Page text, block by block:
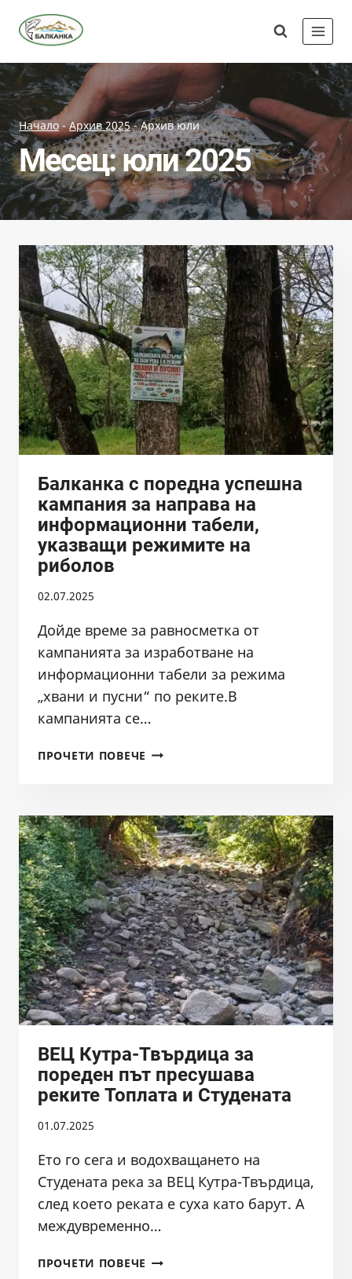
Начало-Архив 2025-Архив юли
Месец: юли 2025
Балканка с поредна успешна
кампания за направа на
информационни табели,
указващи режимите на
риболов
02.07.2025
Дойде време за равносметка от
кампанията за изработване на
информационни табели за режима
„хвани и пусни“ по реките.В
кампанията се…
ПРОЧЕТИ ПОВЕЧЕ БАЛКАНКА
КАМПАНИЯ
ЗА
НАПРАВА
НА
ИНФОРМАЦИОННИ
ТАБЕЛИ,
УКАЗВАЩИ
РЕЖИМИТЕ
НА
РИБОЛОВ
ВЕЦ Кутра-Твърдица за
пореден път пресушава
реките Топлата и Студената
01.07.2025
Ето го сега и водохващането на
Студената река за ВЕЦ Кутра-Твърдица,
след което реката е суха като барут. А
междувременно…
ПРОЧЕТИ ПОВЕЧЕ ВЕЦ